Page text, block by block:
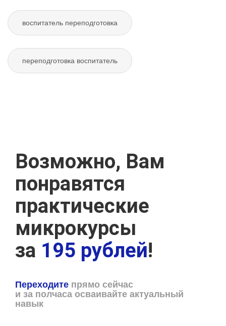
воспитатель переподготовка
переподготовка воспитатель
Возможно, Вам
понравятся
практические
микрокурсы
за 195 рублей!
Переходите прямо сейчас
и за полчаса осваивайте актуальный
навык